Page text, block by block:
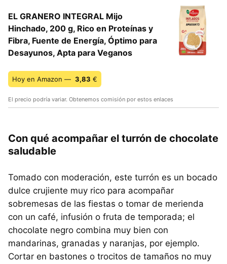
EL GRANERO INTEGRAL Mijo
Hinchado, 200 g, Rico en Proteínas y
Fibra, Fuente de Energía, Óptimo para
Desayunos, Apta para Veganos
Hoy en Amazon — 3,83 €
El precio podría variar. Obtenemos comisión por estos enlaces
Con qué acompañar el turrón de chocolate
saludable
Tomado con moderación, este turrón es un bocado
dulce crujiente muy rico para acompañar
sobremesas de las fiestas o tomar de merienda
con un café, infusión o fruta de temporada; el
chocolate negro combina muy bien con
mandarinas, granadas y naranjas, por ejemplo.
Cortar en bastones o trocitos de tamaños no muy